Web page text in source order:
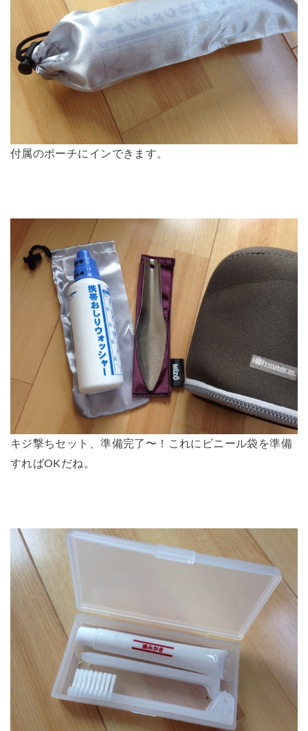
付属のポーチにインできます。
キジ撃ちセット、準備完了〜！これにビニール袋を準備
すればOKだね。